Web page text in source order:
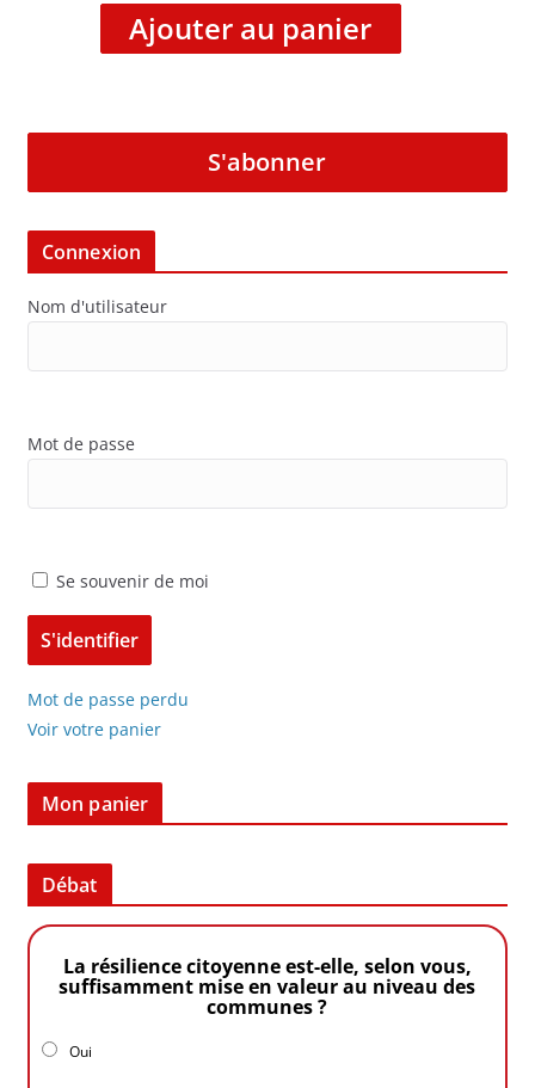
Ajouter au panier
S'abonner
Connexion
Nom d'utilisateur
Mot de passe
Se souvenir de moi
Mot de passe perdu
Voir votre panier
Mon panier
Débat
La résilience citoyenne est-elle, selon vous,
suffisamment mise en valeur au niveau des
communes ?
Oui